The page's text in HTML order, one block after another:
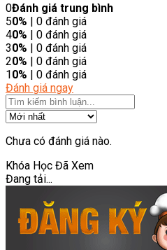
0Đánh giá trung bình
50% | 0 đánh giá
40% | 0 đánh giá
30% | 0 đánh giá
20% | 0 đánh giá
10% | 0 đánh giá
Đánh giá ngay
Chưa có đánh giá nào.
Khóa Học Đã Xem
Đang tải...